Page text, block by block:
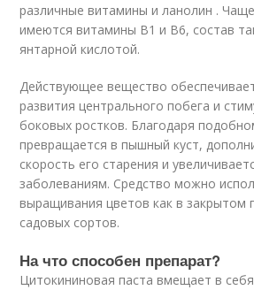
различные витамины и ланолин .
имеются витамины B1 и B6, состав
янтарной кислотой.
Действующее вещество
развития центрального побега и
боковых ростков. Благодаря
превращается в пышный куст,
скорость его старения и
заболеваниям. Средство можно
выращивания цветов как в закрытом
садовых сортов.
На что способен препарат?
Цитокининовая паста вмещает в